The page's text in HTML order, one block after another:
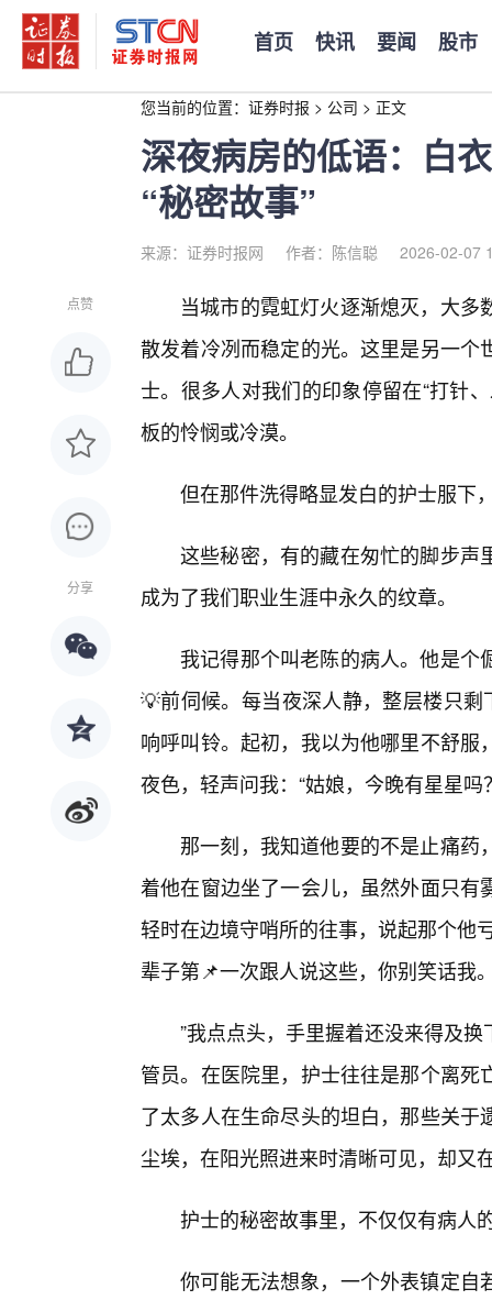
首页 快讯 要闻 股市
您当前的位置： 证券时报 > 公司 > 正文
深夜病房的低语：白
“秘密故事”
来源：证券时报网 作者：陈信聪 2026-02-07
点赞
分享
当城市的霓虹灯火逐渐熄灭，大
散发着冷冽而稳定的光。这里是另一
士。很多人对我们的印象停留在“打针
板的怜悯或冷漠。
但在那件洗得略显发白的护士服下
这些秘密，有的藏在匆忙的脚步声
成为了我们职业生涯中永久的纹章。
我记得那个叫老陈的病人。他是
💡前伺候。每当夜深人静，整层楼只
响呼叫铃。起初，我以为他哪里不舒
夜色，轻声问我：“姑娘，今晚有星星吗
那一刻，我知道他要的不是止痛
着他在窗边坐了一会儿，虽然外面只
轻时在边境守哨所的往事，说起那个他
辈子第📌一次跟人说这些，你别笑话我
”我点点头，手里握着还没来得及
管员。在医院里，护士往往是那个离
了太多人在生命尽头的坦白，那些关
尘埃，在阳光照进来时清晰可见，却又
护士的秘密故事里，不仅仅有病人
你可能无法想象，一个外表镇定自